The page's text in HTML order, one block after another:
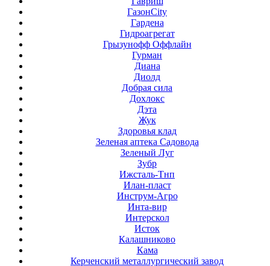
ГазонCity
Гардена
Гидроагрегат
Грызунофф Оффлайн
Гурман
Диана
Диолд
Добрая сила
Дохлокс
Дэта
Жук
Здоровья клад
Зеленая аптека Садовода
Зеленый Луг
Зубр
Ижсталь-Тнп
Илан-пласт
Инструм-Агро
Инта-вир
Интерскол
Исток
Калашниково
Кама
Керченский металлургический завод